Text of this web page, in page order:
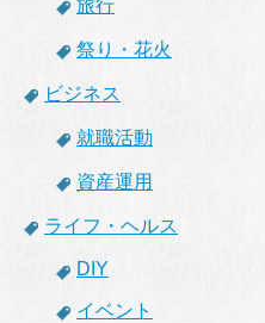
旅行
祭り・花火
ビジネス
就職活動
資産運用
ライフ・ヘルス
DIY
イベント